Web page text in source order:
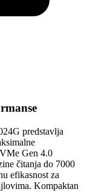
predstavlja
Gen 4.0
čitanja do 7000
efikasnost za
Kompaktan